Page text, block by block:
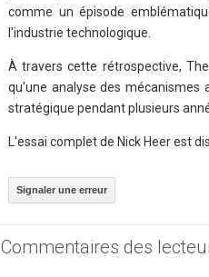
comme un épisode
l'industrie technologique.
À travers cette rétrospective,
qu'une analyse des mécanismes
stratégique pendant plusieurs
L'essai complet de Nick Heer est
Signaler une erreur
Commentaires des